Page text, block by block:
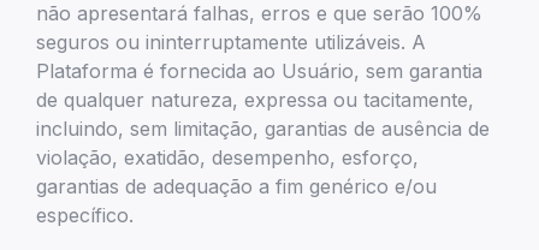
não apresentará falhas, erros e que serão 100%
seguros ou ininterruptamente utilizáveis. A
Plataforma é fornecida ao Usuário, sem garantia
de qualquer natureza, expressa ou tacitamente,
incluindo, sem limitação, garantias de ausência de
violação, exatidão, desempenho, esforço,
garantias de adequação a fim genérico e/ou
específico.